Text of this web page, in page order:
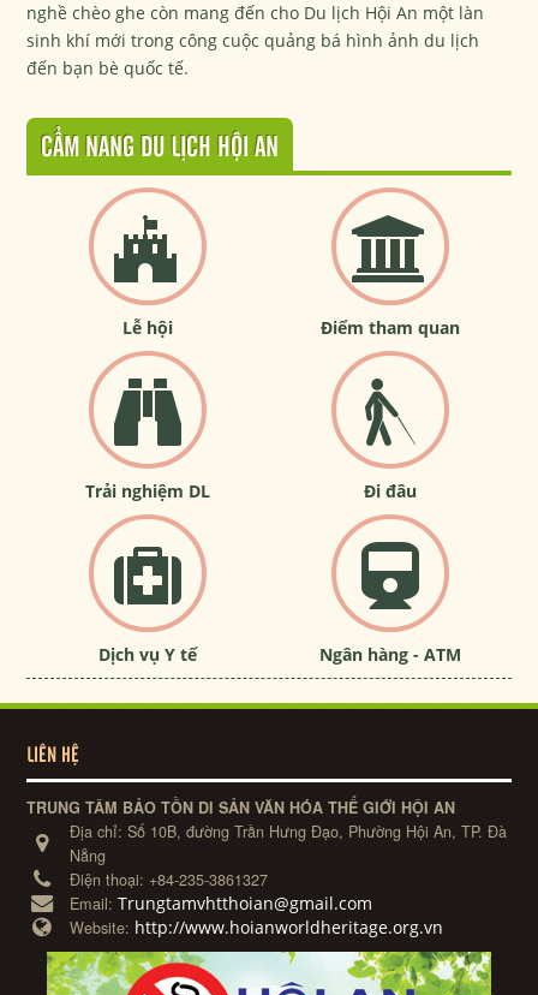
nghề chèo ghe còn mang đến cho Du lịch Hội An một làn
sinh khí mới trong công cuộc quảng bá hình ảnh du lịch
đến bạn bè quốc tế.
CẨM NANG DU LỊCH HỘI AN
Lễ hội Điểm tham quan
Trải nghiệm DL Đi đâu
Dịch vụ Y tế Ngân hàng - ATM
LIÊN HỆ
TRUNG TÂM BẢO TỒN DI SẢN VĂN HÓA THẾ GIỚI HỘI AN
Địa chỉ:Số 10B, đường Trần Hưng Đạo, Phường Hội An, TP. Đà
Nẵng
Điện thoại: +84-235-3861327
Email:Trungtamvhtthoian@gmail.com
Website: http://www.hoianworldheritage.org.vn